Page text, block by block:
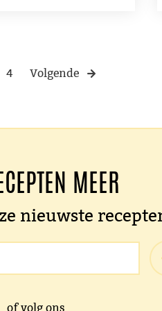
4 Volgende
MEER
nieuwste
of volg ons